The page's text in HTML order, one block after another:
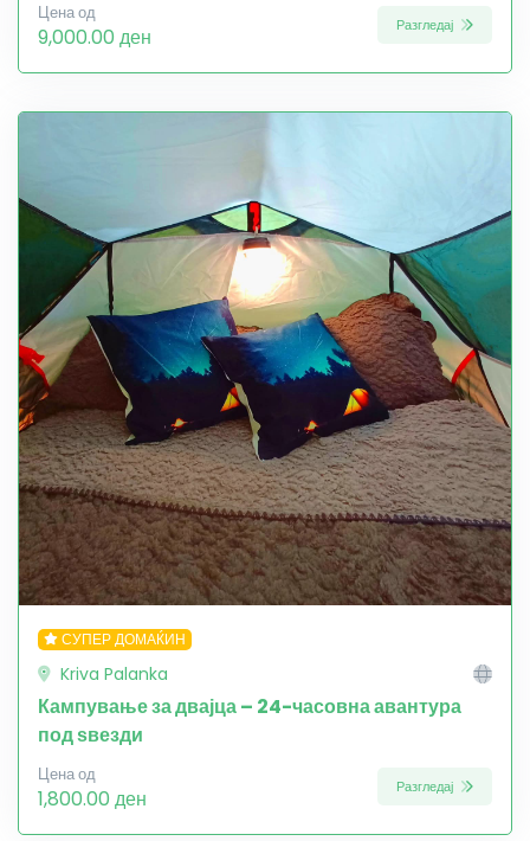
Цена од
9,000.00 ден Разгледај
СУПЕР ДОМАЌИН
Kriva Palanka
Кампување за двајца – 24-часовна авантура
под ѕвезди
Цена од
1,800.00 ден Разгледај